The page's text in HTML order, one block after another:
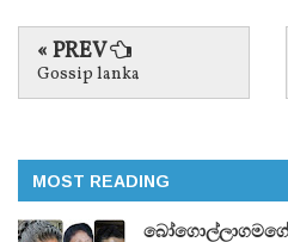
« PREV
Gossip lanka
MOST READING
බෝගොල්ලාගමගේ